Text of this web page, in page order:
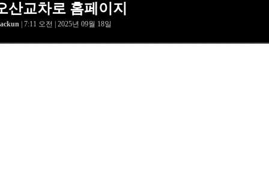
산교차로 홈페이지
| 7:11 오전 | 2025년 09월 18일